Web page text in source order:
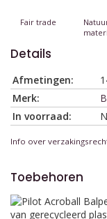
Fair trade
Details
Afmetingen:
Merk:
In voorraad:
Info over
Toebehoren